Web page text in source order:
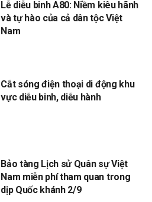
Lễ diễu binh A80: Niềm kiêu hãnh
và tự hào của cả dân tộc Việt
Nam
Cắt sóng điện thoại di động khu
vực diễu binh, diễu hành
Bảo tàng Lịch sử Quân sự Việt
Nam miễn phí tham quan trong
dịp Quốc khánh 2/9